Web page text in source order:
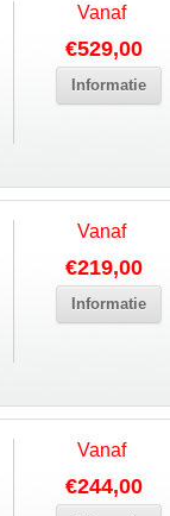
Vanaf
€529,00
Informatie
Vanaf
€219,00
Informatie
Vanaf
€244,00